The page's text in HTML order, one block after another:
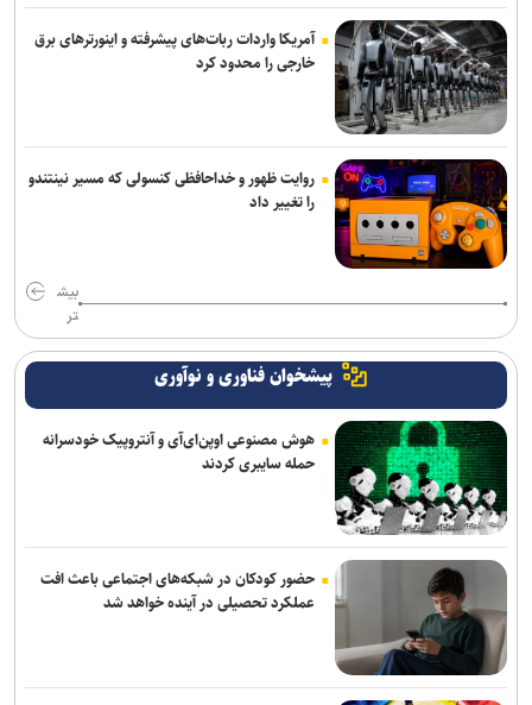
آمریکا واردات ربات‌های پیشرفته و اینورترهای برق
خارجی را محدود کرد
روایت ظهور و خداحافظی کنسولی که مسیر نینتندو
را تغییر داد
بیش
تر
پیشخوان فناوری و نوآوری
هوش مصنوعی اوپن‌ای‌آی و آنتروپیک خودسرانه
حمله سایبری کردند
حضور کودکان در شبکه‌های اجتماعی باعث افت
عملکرد تحصیلی در آینده خواهد شد